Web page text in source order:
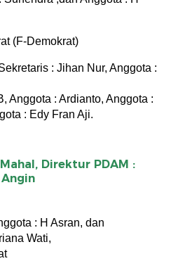
(F-Demokrat)
: Jihan Nur, Anggota :
Anggota : Ardianto, Anggota :
: Edy Fran Aji.
Direktur PDAM :
: H Asran, dan
Wati,